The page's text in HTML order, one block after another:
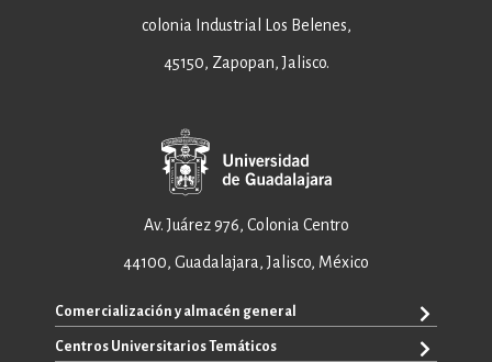
colonia Industrial Los Belenes,
45150, Zapopan, Jalisco.
Av. Juárez 976, Colonia Centro
44100, Guadalajara, Jalisco, México
Comercialización y almacén general
+52 33 3640 6326
Centros Universitarios Temáticos